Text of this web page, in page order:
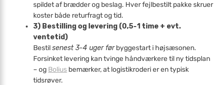
spildet af brædder og beslag. Hver fejlbestilt pakke skruer
koster både returfragt og tid.
3) Bestilling og levering (0,5-1 time + evt.
ventetid)
Bestilsenest 3-4 uger førbyggestart i højsæsonen.
Forsinket levering kan tvinge håndværkere til ny tidsplan
– og Bolius bemærker, at logistikroderi er en typisk
tidsrøver.